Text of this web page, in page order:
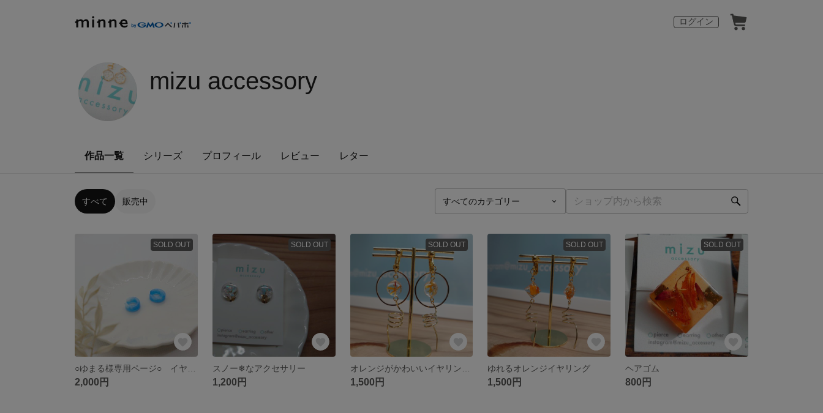
ログイン
mizu accessory
作品一覧 シリーズ プロフィール レビュー レター
すべて 販売中
SOLD OUT
2,000円
SOLD OUT
スノー❄なアクセサリー
1,200円
SOLD OUT
1,500円
SOLD OUT
ゆれるオレンジイヤリング
1,500円
SOLD OUT
ヘアゴム
800円